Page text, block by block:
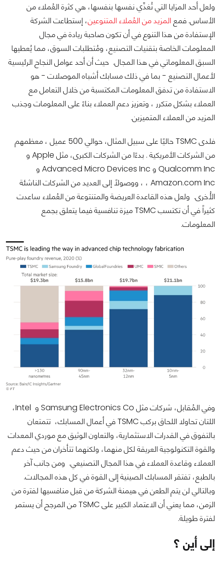
ولعل أحد المزايا التي تُغذّي نفسها بنفسها، هي كثرة العُملاء من
الأساس. فمع المزيد من العُملاء المتنوعين، إستطاعت الشركة
الإستفادة من هذا التنوع في أن تكون صاحبة ريادة في مجال
المعلومات الخاصة بتقنيات التصنيع، ومُتطلبات السوق، مما يُعطيها
السبق المعلوماتي في هذا المجال. حيث أن أحد عوامل النجاح الرئيسية
لأعمال التصنيع - بما في ذلك مسابك أشباه الموصلات - هو
الاستفادة من تدفق المعلومات المكتسبة من خلال التعامل مع
العملاء بشكل متكرر ، وتعزيز دعم العملاء بناءً على المعلومات وجذب
المزيد من العملاء المتميزين.
فلدى TSMC حاليًا على سبيل المثال، حوالي 500 عميل ، معظمهم
من الشركات الأمريكية . بدءًا من الشركات الكبرى، مثل Apple و
Qualcomm Inc و Advanced Micro Devices Inc و
Amazon.com Inc ، ، ووصولاً إلى العديد من الشركات الناشئة
الأُخرى. ولعل هذه القاعدة العريضة والمتنتوعة من العُملاء ساعدت
كثيراً في أن تكتسب TSMC ميزة تنافسية فيما يتعلق بجمع
المعلومات.
وفي المُقابل، شركات مثل Samsung Electronics Co و Intel،
اللتان تحاولا اللحاق بركب TSMC في أعمال المسابك، تتمتعان
بالتفوق في القدرات الاستثمارية، والتعاون الوثيق مع موردي المعدات
والقوة التكنولوجية العريقة لكل منهما، ولكنهما تتأخران من حيث دعم
العملاء وقاعدة العملاء في هذا المجال التصنيعي. ومن جانب آخر
بالطبع، تفتقر المسابك الصينية إلى القوة في كل هذه المجالات.
وبالتالي لن يتم الطعن في هيمنة الشركة من قبل منافسيها لفترة من
الزمن، مما يعني أن الاعتماد الكبير على TSMC من المرجح أن يستمر
لفترة طويلة.
إلى أين ؟